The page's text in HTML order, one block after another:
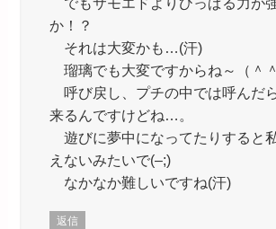
か！？
それは大変かも…(汗)
瑠璃でも大変ですからね～（＾＾
呼び戻し、プチの中では呼んだ
来るんですけどね…。
遊びに夢中になってたりすると
えないみたいで(–;)
なかなか難しいですね(汗)
返信